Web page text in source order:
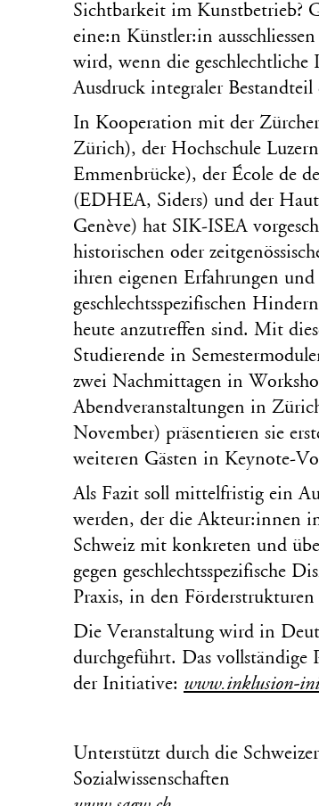
Sichtbarkeit im Kunstbetrieb?
eine:n Künstler:in
wird, wenn die geschlechtliche
Ausdruck integraler Bestandteil
In Kooperation mit der
Zürich), der Hochschule
Emmenbrücke), der École de
(EDHEA, Siders) und der
Genève) hat SIK-ISEA
historischen oder
ihren eigenen Erfahrungen
geschlechtsspezifischen
heute anzutreffen sind. Mit
Studierende in
zwei Nachmittagen in
Abendveranstaltungen in
November) präsentieren sie
weiteren Gästen in Keynote-
Als Fazit soll mittelfristig ein
werden, der die Akteur:innen
Schweiz mit konkreten und
gegen geschlechtsspezifische
Praxis, in den
Die Veranstaltung wird in
durchgeführt. Das vollständige
der Initiative: www.inklusion-
Unterstützt durch die
Sozialwissenschaften